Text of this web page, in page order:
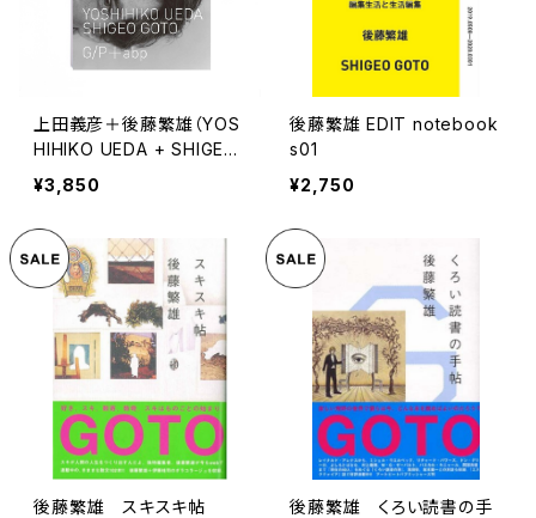
上田義彦＋後藤繁雄（YOS
HIHIKO UEDA + SHIGEO
GOTO）R/M
¥3,850
後藤繁雄 EDIT notebook
s01
¥2,750
後藤繁雄 スキスキ帖
後藤繁雄 くろい読書の手